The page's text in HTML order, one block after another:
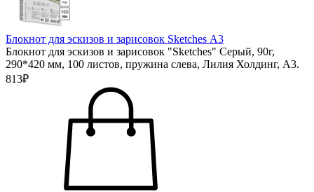
Блокнот для эскизов и зарисовок Sketches А3
Блокнот для эскизов и зарисовок "Sketches" Серый, 90г,
290*420 мм, 100 листов, пружина слева, Лилия Холдинг, А3.
813₽